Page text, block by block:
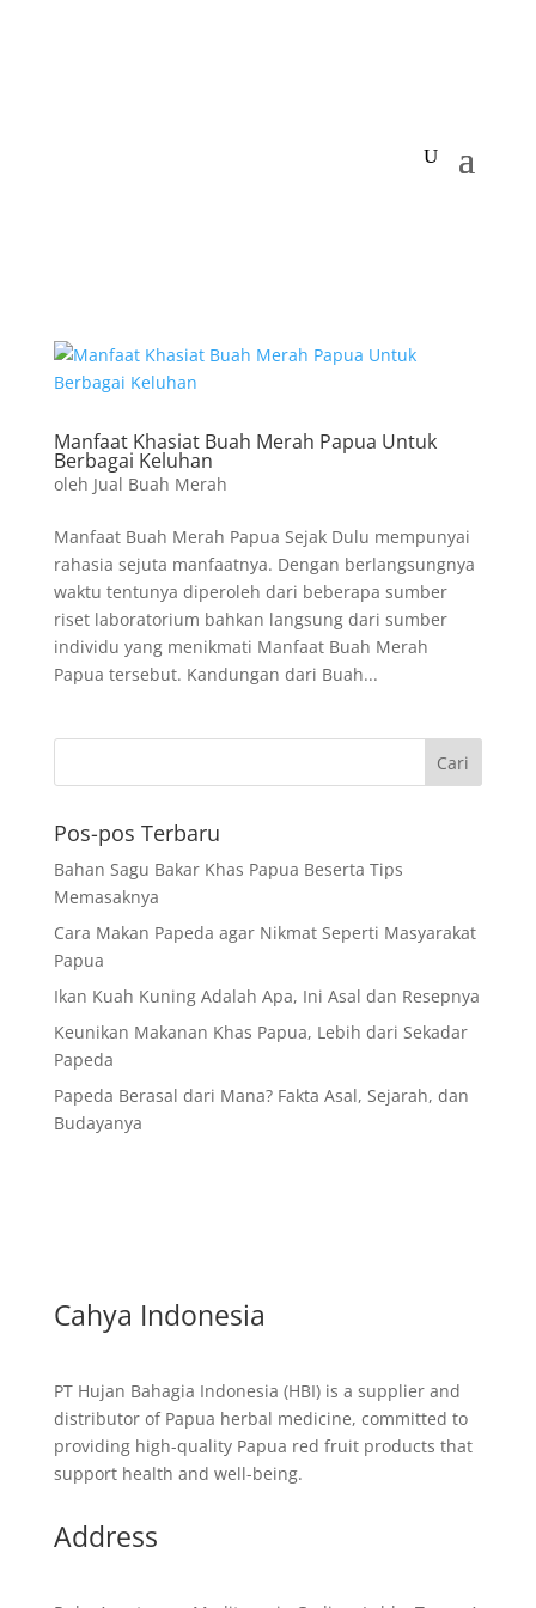
Manfaat Khasiat Buah Merah Papua Untuk
Berbagai Keluhan
oleh Jual Buah Merah
Manfaat Buah Merah Papua Sejak Dulu mempunyai
rahasia sejuta manfaatnya. Dengan berlangsungnya
waktu tentunya diperoleh dari beberapa sumber
riset laboratorium bahkan langsung dari sumber
individu yang menikmati Manfaat Buah Merah
Papua tersebut. Kandungan dari Buah...
Pos-pos Terbaru
Bahan Sagu Bakar Khas Papua Beserta Tips
Memasaknya
Cara Makan Papeda agar Nikmat Seperti Masyarakat
Papua
Ikan Kuah Kuning Adalah Apa, Ini Asal dan Resepnya
Keunikan Makanan Khas Papua, Lebih dari Sekadar
Papeda
Papeda Berasal dari Mana? Fakta Asal, Sejarah, dan
Budayanya
Cahya Indonesia
PT Hujan Bahagia Indonesia (HBI) is a supplier and
distributor of Papua herbal medicine, committed to
providing high-quality Papua red fruit products that
support health and well-being.
Address